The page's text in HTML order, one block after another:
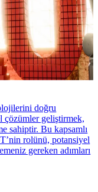
doğru
çözümler geliştirmek,
sahiptir. Bu kapsamlı
rolünü, potansiyel
gereken adımları